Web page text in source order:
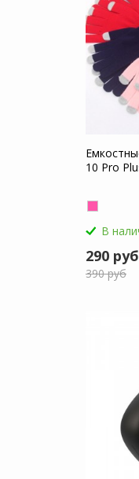
10 Pro
В
290 руб
390 руб